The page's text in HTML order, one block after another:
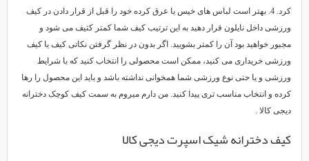
کرد. 4. بهتر است لباس های خیس یا عرق کرده خود را قبل از قرار دادن در کیف
ورزشی داخل نایلون قرار دهید به این ترتیب کیف شما کمتر کثیف می شود و
مجبور خواهید بود آن را کمتر بشویید. اگر بدون در نظر گرفتن نکاتی کیف یا کیف
ورزشی خریداری می کنید، ممکن است محصولی را انتخاب کنید که با شرایط
ورزشی و یا حتی نوع ورزشی شما همخوانی نداشته باشد و باید این محصول را رها
کرده و انتخاب مناسب تری پیدا کنید. من دارم میروم به سمت کیف کوچک دخترانه
دیجی کالا .
کیف دخترانه شیک اسپرت دیجی کالا